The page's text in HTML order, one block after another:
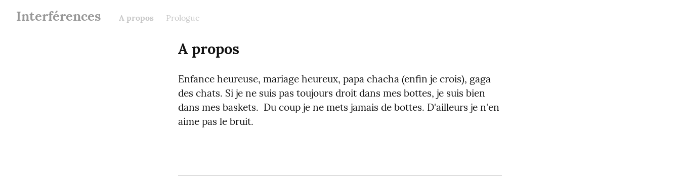
Interférences A propos Prologue
A propos
Enfance heureuse, mariage heureux, papa chacha (enfin je crois), gaga
des chats. Si je ne suis pas toujours droit dans mes bottes, je suis bien
dans mes baskets.  Du coup je ne mets jamais de bottes. D'ailleurs je n'en
aime pas le bruit.